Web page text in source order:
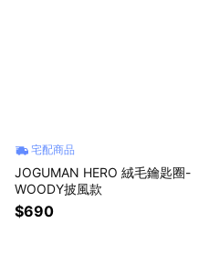
宅配商品
JOGUMAN HERO 絨毛鑰匙圈-
WOODY披風款
$690